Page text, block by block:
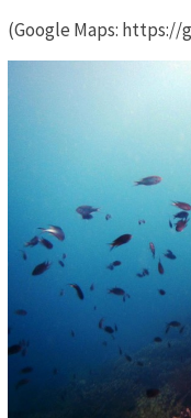
(Google Maps: https://